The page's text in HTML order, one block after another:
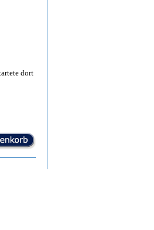
dort